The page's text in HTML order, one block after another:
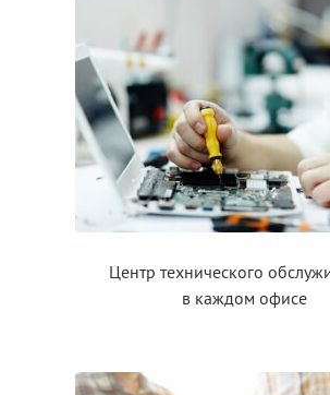
Центр технического
в каждом офисе